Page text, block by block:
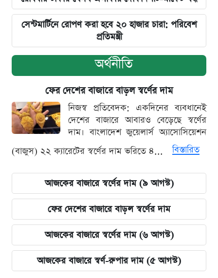
সেন্টমার্টিনে রোপণ করা হবে ২০ হাজার চারা: পরিবেশ
প্রতিমন্ত্রী
অর্থনীতি
ফের দেশের বাজারে বাড়ল স্বর্ণের দাম
নিজস্ব প্রতিবেদক: একদিনের ব্যবধানেই
দেশের বাজারে আবারও বেড়েছে স্বর্ণের
দাম। বাংলাদেশ জুয়েলার্স অ্যাসোসিয়েশন
(বাজুস) ২২ ক্যারেটের স্বর্ণের দাম ভরিতে ৪...
বিস্তারিত
আজকের বাজারে স্বর্ণের দাম (৯ আগস্ট)
ফের দেশের বাজারে বাড়ল স্বর্ণের দাম
আজকের বাজারে স্বর্ণের দাম (৬ আগস্ট)
আজকের বাজারে স্বর্ণ-রুপার দাম (৫ আগস্ট)